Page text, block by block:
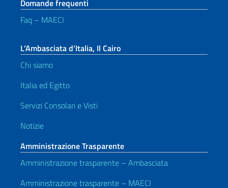
Domande frequenti
Faq – MAECI
L’Ambasciata d’Italia, Il Cairo
Chi siamo
Italia ed Egitto
Servizi Consolari e Visti
Notizie
Amministrazione Trasparente
Amministrazione trasparente – Ambasciata
Amministrazione trasparente – MAECI